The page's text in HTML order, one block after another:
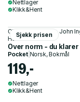
Nettlager
Klikk&Hent
Sjekk prisen
Christopher Pahle, John
Hammersmark
Over norm - du
Pocket| Norsk, Bokmål
119,-
Nettlager
Klikk&Hent